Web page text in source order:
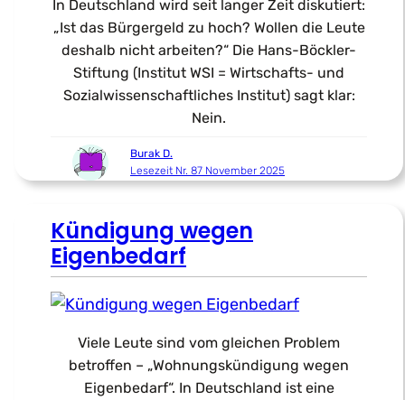
In Deutschland wird seit langer Zeit diskutiert:
„Ist das Bürgergeld zu hoch? Wollen die Leute
deshalb nicht arbeiten?“ Die Hans-Böckler-
Stiftung (Institut WSI = Wirtschafts- und
Sozialwissenschaftliches Institut) sagt klar:
Nein.
Burak D.
Lesezeit Nr. 87 November 2025
Kündigung wegen
Eigenbedarf
Viele Leute sind vom gleichen Problem
betroffen – „Wohnungskündigung wegen
Eigenbedarf“. In Deutschland ist eine